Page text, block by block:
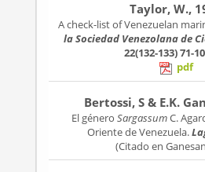
Taylor, W.,
A check-list of Venezuelan
la Sociedad Venezolana de
22(132-133)71-
pdf
Bertossi, S & E.K.
El género SargassumC.
Oriente de Venezuela.
(Citado en